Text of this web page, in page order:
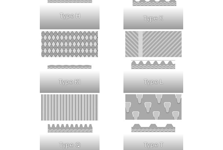
Type H Type K
Type K1 Type L
Type Q Type T